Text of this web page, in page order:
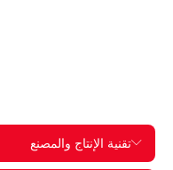
تقنية الإنتاج والمصنع